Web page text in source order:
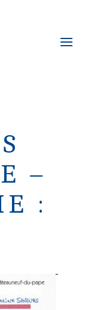
–
: